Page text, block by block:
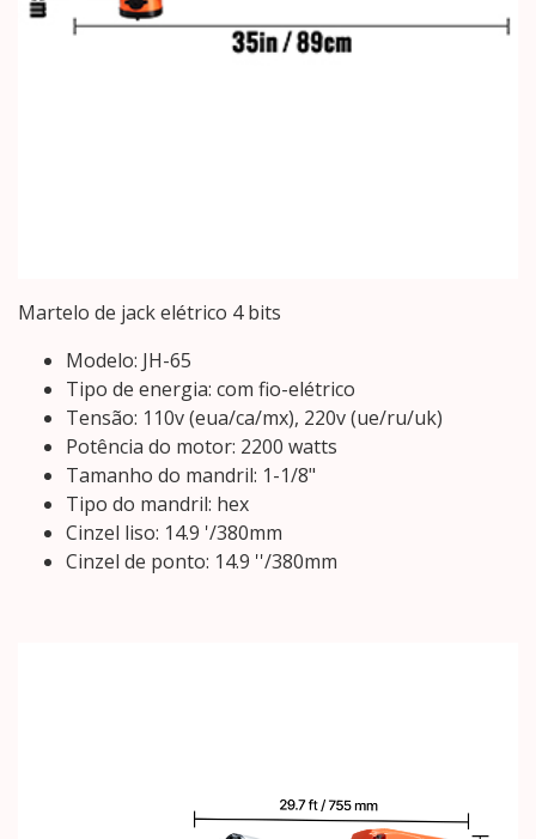
Martelo de jack elétrico 4 bits
Modelo: JH-65
Tipo de energia: com fio-elétrico
Tensão: 110v (eua/ca/mx), 220v (ue/ru/uk)
Potência do motor: 2200 watts
Tamanho do mandril: 1-1/8"
Tipo do mandril: hex
Cinzel liso: 14.9 '/380mm
Cinzel de ponto: 14.9 ''/380mm